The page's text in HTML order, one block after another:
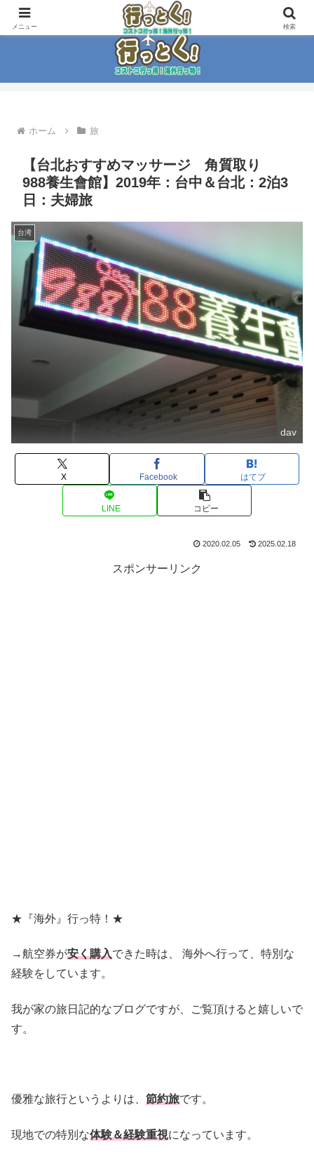
コストコ大好き家族がイチ押商品紹介！！
ホーム 旅
【台北おすすめマッサージ 角質取り
988養生會館】2019年：台中＆台北：2泊3
日：夫婦旅
台湾
dav
X Facebook はてブ
LINE コピー
2020.02.05 2025.02.18
スポンサーリンク
★『海外』行っ特！★
→航空券が安く購入できた時は、 海外へ行って、特別な
経験をしています。
我が家の旅日記的なブログですが、ご覧頂けると嬉しいで
す。
優雅な旅行というよりは、 節約旅です。
現地での特別な体験＆経験重視になっています。
メニュー 検索